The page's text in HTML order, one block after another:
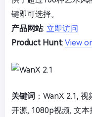
键即可选择。
产品网站: 立即访问
Product Hunt: View
关键词 ：WanX 2.1,
开源, 1080p视频, 文